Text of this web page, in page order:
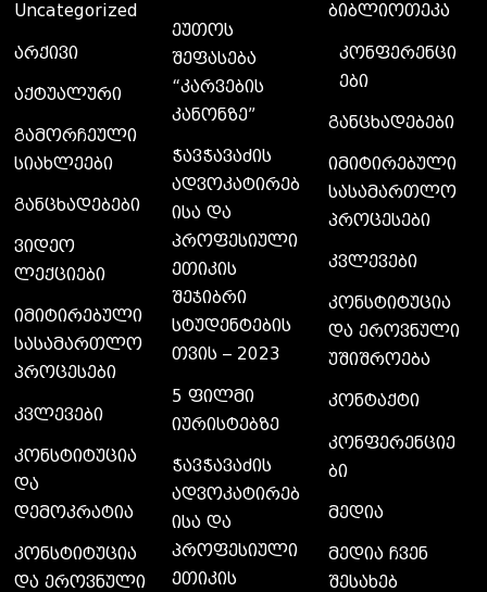
Uncategorized
არქივი
აქტუალური
გამორჩეული
სიახლეები
განცხადებები
ვიდეო
ლექციები
იმიტირებული
სასამართლო
პროცესები
კვლევები
კონსტიტუცია
და
დემოკრატია
კონსტიტუცია
და ეროვნული
ეუთოს
შეფასება
“კარვების
კანონზე”
ჭავჭავაძის
ადვოკატირებ
ისა და
პროფესიული
ეთიკის
შეჯიბრი
სტუდენტების
თვის – 2023
5 ფილმი
იურისტებზე
ჭავჭავაძის
ადვოკატირებ
ისა და
პროფესიული
ეთიკის
ბიბლიოთეკა
კონფერენცი
ები
განცხადებები
იმიტირებული
სასამართლო
პროცესები
კვლევები
კონსტიტუცია
და ეროვნული
უშიშროება
კონტაქტი
კონფერენციე
ბი
მედია
მედია ჩვენ
შესახებ